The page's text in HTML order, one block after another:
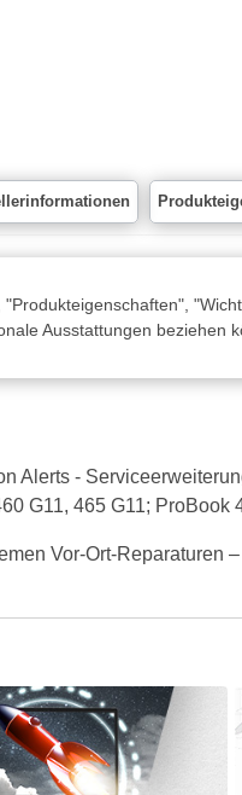
Ausstattungen
Alerts -
G11, 465 G11; ProBook
Vor-Ort-